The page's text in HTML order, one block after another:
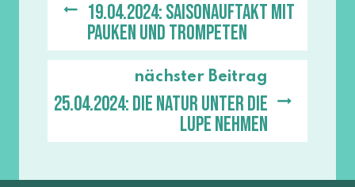
19.04.2024: Saisonauftakt mit
Pauken und Trompeten
nächster Beitrag
25.04.2024: Die Natur unter die
Lupe nehmen